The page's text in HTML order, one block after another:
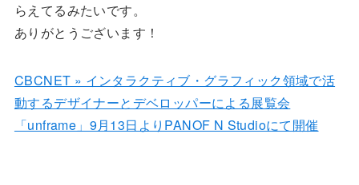
らえてるみたいです。
ありがとうございます！
CBCNET » インタラクティブ・グラフィック領域で活
動するデザイナーとデベロッパーによる展覧会
「unframe」9月13日よりPANOF N Studioにて開催